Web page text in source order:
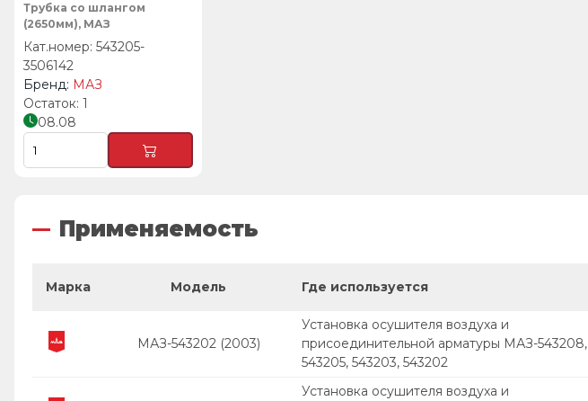
Трубка со шлангом
(2650мм), МАЗ
543205-
3506142
МАЗ
1
08.08
Применяемость
Марка Модель Где используется
МАЗ-543202 (2003)
Установка осушителя воздуха и
присоединительной арматуры МАЗ-543208,
543205, 543203, 543202
Установка осушителя воздуха и